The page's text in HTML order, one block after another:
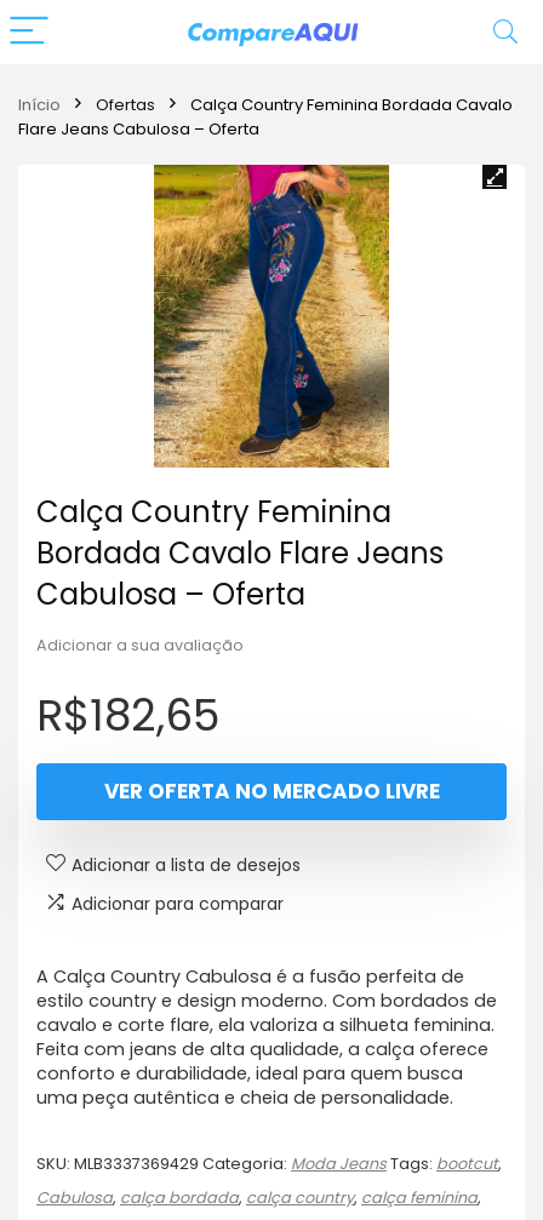
Início Ofertas
Calça Country Feminina Bordada Cavalo
Flare Jeans Cabulosa – Oferta
Calça Country Feminina
Bordada Cavalo Flare Jeans
Cabulosa – Oferta
Adicionar a sua avaliação
R$182,65
VER OFERTA NO MERCADO LIVRE
Adicionar a lista de desejos
Adicionar para comparar
A Calça Country Cabulosa é a fusão perfeita de
estilo country e design moderno. Com bordados de
cavalo e corte flare, ela valoriza a silhueta feminina.
Feita com jeans de alta qualidade, a calça oferece
conforto e durabilidade, ideal para quem busca
uma peça autêntica e cheia de personalidade.
SKU: MLB3337369429 Categoria: Moda JeansTags: bootcut,
Cabulosa, calça bordada, calça country, calça feminina,